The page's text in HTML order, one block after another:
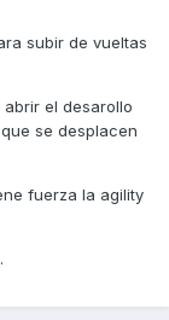
subir de vueltas
el desarollo
se desplacen
fuerza la agility